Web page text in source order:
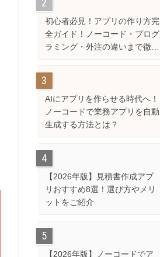
初心者必見！アプリの作り方完
全ガイド！ノーコード・プログ
ラミング・外注の違いまで徹底
解説
AIにアプリを作らせる時代へ！
ノーコードで業務アプリを自動
生成する方法とは？
【2026年版】見積書作成アプ
リおすすめ8選！選び方やメリ
ットをご紹介
【2026年版】ノーコードでア